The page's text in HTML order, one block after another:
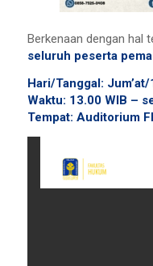
Berkenaan dengan hal
seluruh peserta
Hari/Tanggal:
Waktu: 13.00 WIB –
Tempat: Auditorium